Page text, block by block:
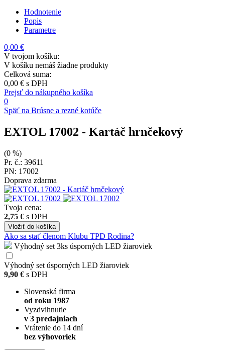
Hodnotenie
Popis
Parametre
0,00 €
V tvojom košíku:
V košíku nemáš žiadne produkty
Celková suma:
0,00 € s DPH
Prejsť do nákupného košíka
0
Späť na Brúsne a rezné kotúče
EXTOL 17002 - Kartáč hrnčekový
(0 %)
Pr. č.: 39611
PN: 17002
Doprava zdarma
Tvoja cena:
2,75 € s DPH
Vložiť do košíka
Ako sa stať členom Klubu TPD Rodina?
Výhodný set 3ks úsporných LED žiaroviek
Výhodný set úsporných LED žiaroviek
9,90 € s DPH
Slovenská firma
od roku 1987
Vyzdvihnutie
v 3 predajniach
Vrátenie do 14 dní
bez výhovoriek